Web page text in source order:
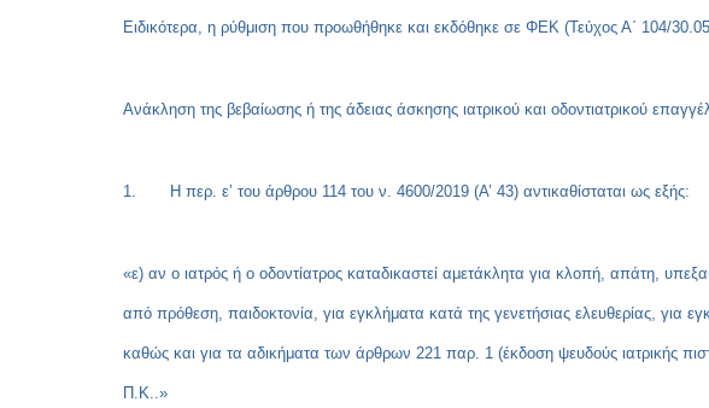
Ειδικότερα, η ρύθμιση που προωθήθηκε και εκδόθηκε σε ΦΕΚ (Τεύχος Α΄ 104/
Ανάκληση της βεβαίωσης ή της άδειας άσκησης ιατρικού και οδοντιατρικού
1. Η περ. ε’ του άρθρου 114 του ν. 4600/2019 (Α’ 43) αντικαθίσταται ως εξής:
«ε) αν ο ιατρός ή ο οδοντίατρος καταδικαστεί αμετάκλητα για κλοπή, απάτη,
από πρόθεση, παιδοκτονία, για εγκλήματα κατά της γενετήσιας ελευθερίας, για
καθώς και για τα αδικήματα των άρθρων 221 παρ. 1 (έκδοση ψευδούς ιατρικής
Π.Κ..»